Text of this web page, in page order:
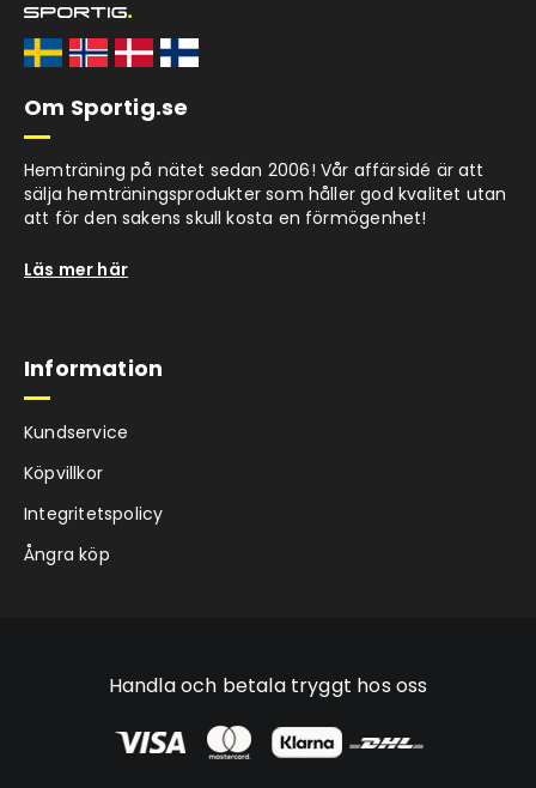
Om Sportig.se
Hemträning på nätet sedan 2006! Vår affärsidé är att
sälja hemträningsprodukter som håller god kvalitet utan
att för den sakens skull kosta en förmögenhet!
Läs mer här
Information
Kundservice
Köpvillkor
Integritetspolicy
Ångra köp
Handla och betala tryggt hos oss